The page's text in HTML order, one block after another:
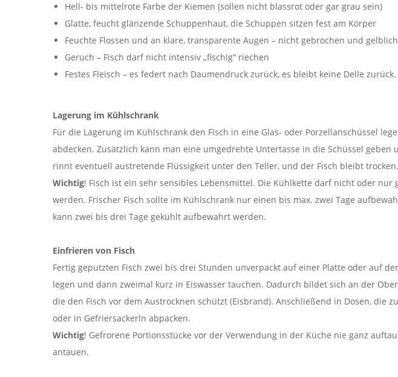
Hell- bis mittelrote Farbe der Kiemen (sollen nicht blassrot oder gar grau sein)
Glatte, feucht glänzende Schuppenhaut, die Schuppen sitzen fest am Körper
Feuchte Flossen und an klare, transparente Augen – nicht gebrochen und gelblich
Geruch – Fisch darf nicht intensiv „fischig“ riechen
Festes Fleisch – es federt nach Daumendruck zurück, es bleibt keine Delle zurück.
Lagerung im Kühlschrank
Für die Lagerung im Kühlschrank den Fisch in eine Glas- oder Porzellanschüssel
abdecken. Zusätzlich kann man eine umgedrehte Untertasse in die Schüssel geben
rinnt eventuell austretende Flüssigkeit unter den Teller, und der Fisch bleibt trocken.
Wichtig! Fisch ist ein sehr sensibles Lebensmittel. Die Kühlkette darf nicht oder nur
werden. Frischer Fisch sollte im Kühlschrank nur einen bis max. zwei Tage
kann zwei bis drei Tage gekühlt aufbewahrt werden.
Einfrieren von Fisch
Fertig geputzten Fisch zwei bis drei Stunden unverpackt auf einer Platte oder auf
legen und dann zweimal kurz in Eiswasser tauchen. Dadurch bildet sich an der
die den Fisch vor dem Austrocknen schützt (Eisbrand). Anschließend in Dosen, die
oder in Gefriersackerln abpacken.
Wichtig! Gefrorene Portionsstücke vor der Verwendung in der Küche nie ganz
antauen.